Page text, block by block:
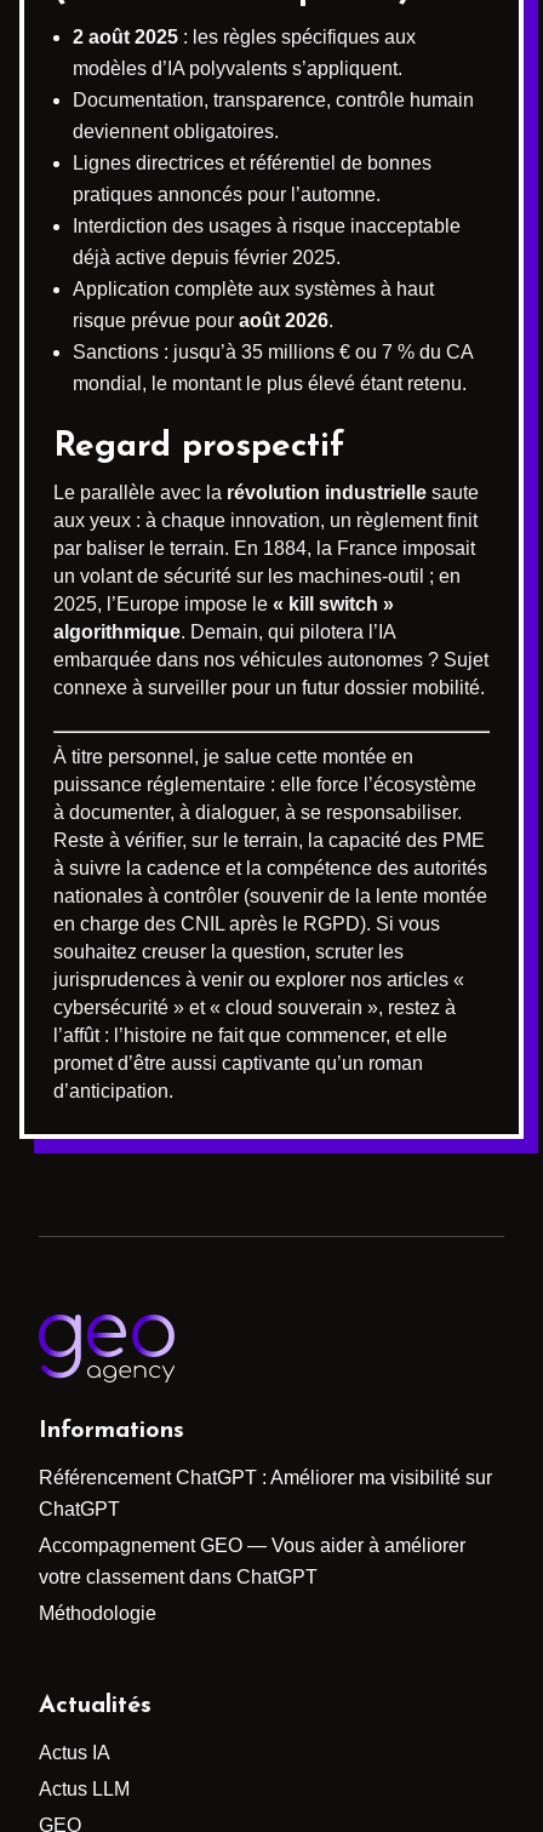
2 août 2025 : les règles spécifiques aux
modèles d’IA polyvalents s’appliquent.
Documentation, transparence, contrôle humain
deviennent obligatoires.
Lignes directrices et référentiel de bonnes
pratiques annoncés pour l’automne.
Interdiction des usages à risque inacceptable
déjà active depuis février 2025.
Application complète aux systèmes à haut
risque prévue pour août 2026.
Sanctions : jusqu’à 35 millions € ou 7 % du CA
mondial, le montant le plus élevé étant retenu.
Regard prospectif
Le parallèle avec la révolution industrielle saute
aux yeux : à chaque innovation, un règlement finit
par baliser le terrain. En 1884, la France imposait
un volant de sécurité sur les machines-outil ; en
2025, l’Europe impose le « kill switch »
algorithmique. Demain, qui pilotera l’IA
embarquée dans nos véhicules autonomes ? Sujet
connexe à surveiller pour un futur dossier mobilité.
À titre personnel, je salue cette montée en
puissance réglementaire : elle force l’écosystème
à documenter, à dialoguer, à se responsabiliser.
Reste à vérifier, sur le terrain, la capacité des PME
à suivre la cadence et la compétence des autorités
nationales à contrôler (souvenir de la lente montée
en charge des CNIL après le RGPD). Si vous
souhaitez creuser la question, scruter les
jurisprudences à venir ou explorer nos articles «
cybersécurité » et « cloud souverain », restez à
l’affût : l’histoire ne fait que commencer, et elle
promet d’être aussi captivante qu’un roman
d’anticipation.
Informations
Référencement ChatGPT : Améliorer ma visibilité sur
ChatGPT
Accompagnement GEO — Vous aider à améliorer
votre classement dans ChatGPT
Méthodologie
Actualités
Actus IA
Actus LLM
GEO